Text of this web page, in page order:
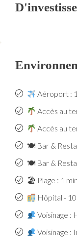
Aéroport :
Accès au
Accès au
🍽 Bar &
🍽 Bar &
🏖 Plage : 1
Hôpital -
Voisinage :
Voisinage :